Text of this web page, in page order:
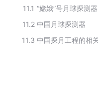
11.1
11.2 中国月球探测器
11.3